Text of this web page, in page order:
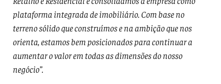
plataforma integrada de imobiliário. Com base no
terreno sólido que construímos e na ambição que nos
orienta, estamos bem posicionados para continuar a
aumentar o valor em todas as dimensões do nosso
negócio”.